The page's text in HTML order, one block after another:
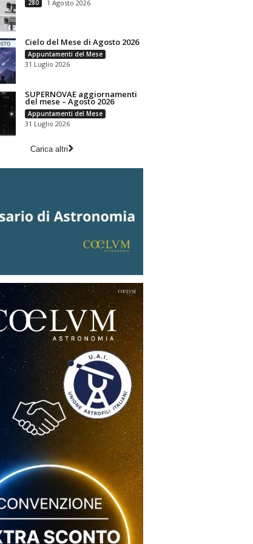
280 1 Agosto 2026
Cielo del Mese di Agosto 2026
Appuntamenti del Mese
31 Luglio 2026
SUPERNOVAE aggiornamenti
del mese – Agosto 2026
Appuntamenti del Mese
31 Luglio 2026
Carica altri